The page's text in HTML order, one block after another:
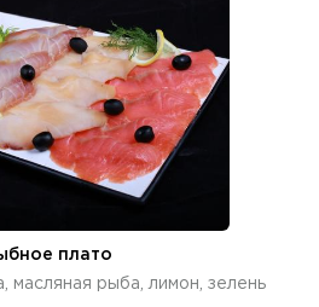
плато
рыба, лимон, зелень